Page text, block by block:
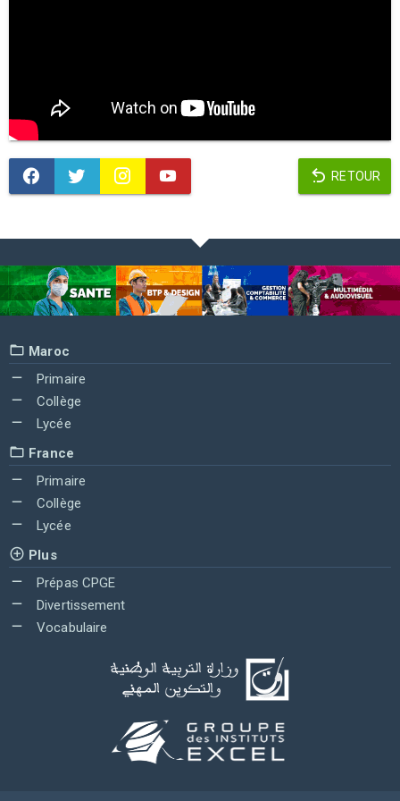
RETOUR
Maroc
Primaire
Collège
Lycée
France
Primaire
Collège
Lycée
Plus
Prépas CPGE
Divertissement
Vocabulaire